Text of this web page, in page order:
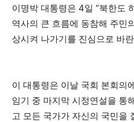
이명박 대통령은 4일 “북한도
역사의 큰 흐름에 동참해 주민
상시켜 나가기를 진심으로 바
이 대통령은 이날 국회 본회의
임기 중 마지막 시정연설을 통
고 모든 국가가 자신의 국민을